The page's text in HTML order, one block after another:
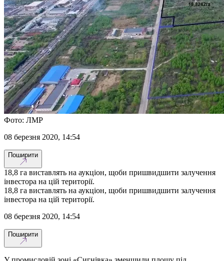
Фото: ЛМР
08 березня 2020, 14:54
Поширити
18,8 га виставлять на аукціон, щоби пришвидшити залучення
інвестора на цій території.
18,8 га виставлять на аукціон, щоби пришвидшити залучення
інвестора на цій території.
08 березня 2020, 14:54
Поширити